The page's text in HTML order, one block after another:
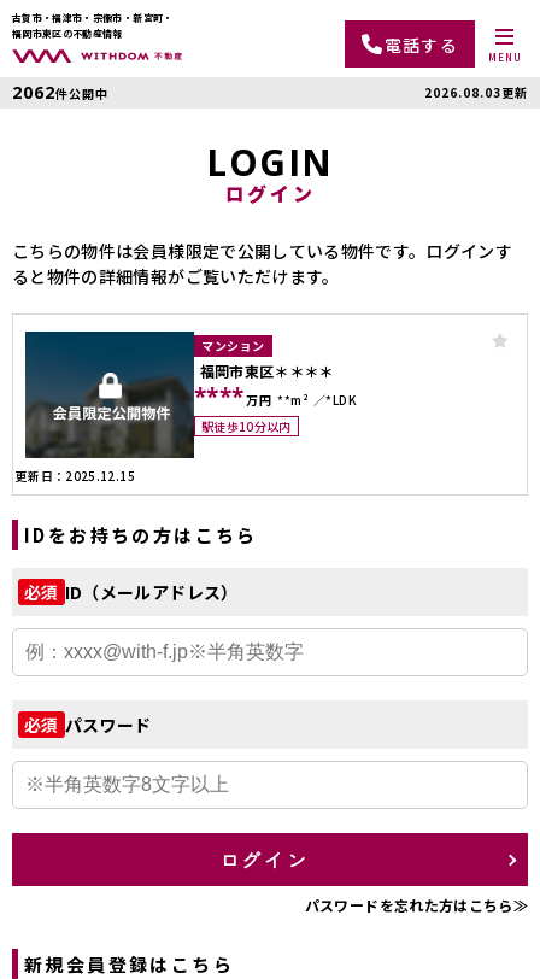
古賀市・福津市・宗像市・新宮町・
福岡市東区の不動産情報
電話する
MENU
2062件公開中 2026.08.03更新
LOGIN
ログイン
こちらの物件は会員様限定で公開している物件です。ログインす
ると物件の詳細情報がご覧いただけます。
マンション
福岡市東区＊＊＊＊
****万円 **m²
*LDK
駅徒歩10分以内
更新日：2025.12.15
IDをお持ちの方はこちら
必須 ID（メールアドレス）
必須 パスワード
ログイン
パスワードを忘れた方はこちら≫
新規会員登録はこちら